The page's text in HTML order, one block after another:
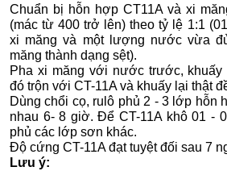
Chuẩn bị hỗn hợp CT11A và xi
(mác từ 400 trở lên) theo tỷ lệ 1:1
xi măng và một lượng nước vừa
măng thành dạng sệt).
Pha xi măng với nước trước, khuấy
đó trộn với CT-11A và khuấy lại thật
Dùng chổi cọ, rulô phủ 2 - 3 lớp hỗn
nhau 6- 8 giờ. Để CT-11A khô 01 -
phủ các lớp sơn khác.
Độ cứng CT-11A đạt tuyệt đối sau 7
Lưu ý: